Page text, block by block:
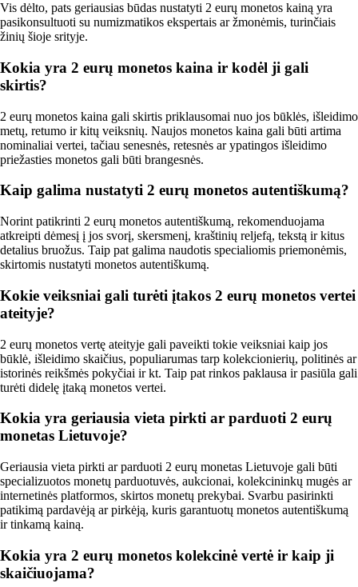
Vis dėlto, pats geriausias būdas nustatyti 2 eurų monetos kainą yra
pasikonsultuoti su numizmatikos ekspertais ar žmonėmis, turinčiais
žinių šioje srityje.
Kokia yra 2 eurų monetos kaina ir kodėl ji gali
skirtis?
2 eurų monetos kaina gali skirtis priklausomai nuo jos būklės, išleidimo
metų, retumo ir kitų veiksnių. Naujos monetos kaina gali būti artima
nominaliai vertei, tačiau senesnės, retesnės ar ypatingos išleidimo
priežasties monetos gali būti brangesnės.
Kaip galima nustatyti 2 eurų monetos autentiškumą?
Norint patikrinti 2 eurų monetos autentiškumą, rekomenduojama
atkreipti dėmesį į jos svorį, skersmenį, kraštinių reljefą, tekstą ir kitus
detalius bruožus. Taip pat galima naudotis specialiomis priemonėmis,
skirtomis nustatyti monetos autentiškumą.
Kokie veiksniai gali turėti įtakos 2 eurų monetos vertei
ateityje?
2 eurų monetos vertę ateityje gali paveikti tokie veiksniai kaip jos
būklė, išleidimo skaičius, populiarumas tarp kolekcionierių, politinės ar
istorinės reikšmės pokyčiai ir kt. Taip pat rinkos paklausa ir pasiūla gali
turėti didelę įtaką monetos vertei.
Kokia yra geriausia vieta pirkti ar parduoti 2 eurų
monetas Lietuvoje?
Geriausia vieta pirkti ar parduoti 2 eurų monetas Lietuvoje gali būti
specializuotos monetų parduotuvės, aukcionai, kolekcininkų mugės ar
internetinės platformos, skirtos monetų prekybai. Svarbu pasirinkti
patikimą pardavėją ar pirkėją, kuris garantuotų monetos autentiškumą
ir tinkamą kainą.
Kokia yra 2 eurų monetos kolekcinė vertė ir kaip ji
skaičiuojama?